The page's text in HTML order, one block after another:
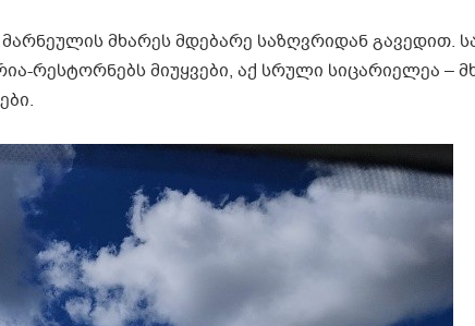
მხარეს მდებარე საზღვრიდან გავედით.
რესტორნებს მიუყვები, აქ სრული სიცარიელეა –